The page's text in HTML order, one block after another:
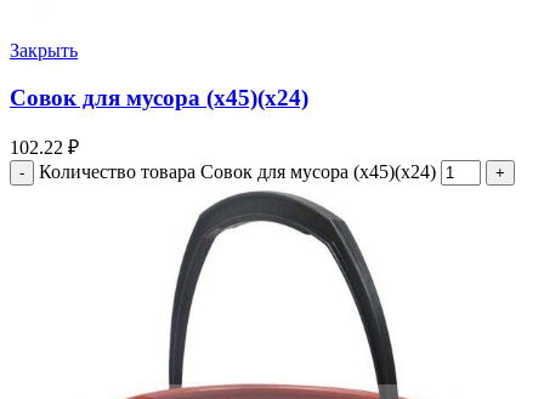
Закрыть
Совок для мусора (х45)(х24)
102.22 ₽
Количество товара Совок для мусора (х45)(х24)